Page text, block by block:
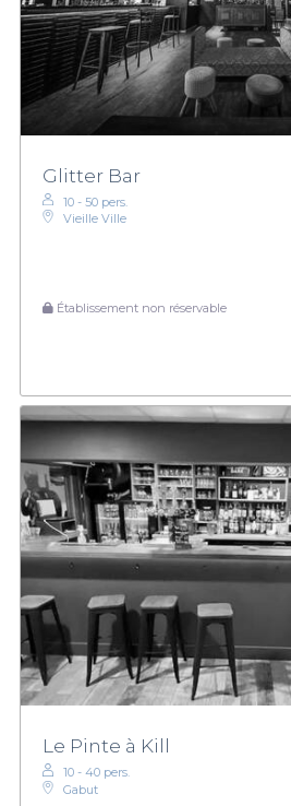
Glitter Bar
10 - 50 pers.
Vieille Ville
Établissement non réservable
Le Pinte à Kill
10 - 40 pers.
Gabut